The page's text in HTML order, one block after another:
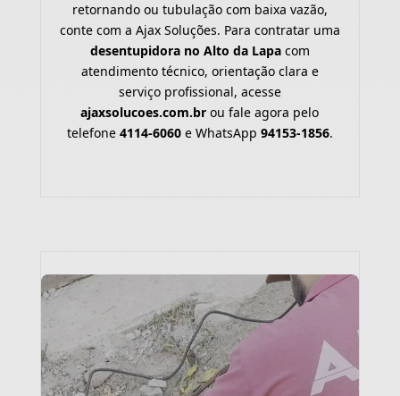
retornando ou tubulação com baixa vazão,
conte com a Ajax Soluções. Para contratar uma
desentupidora no Alto da Lapacom
atendimento técnico, orientação clara e
serviço profissional, acesse
ajaxsolucoes.com.br ou fale agora pelo
telefone 4114-6060e WhatsApp 94153-1856.